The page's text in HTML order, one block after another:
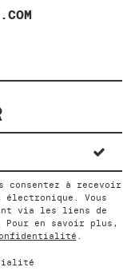
consentez à recevoir
Vous
via les liens de
Pour en savoir plus,
.